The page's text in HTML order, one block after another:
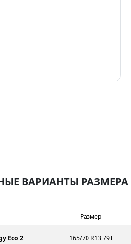
ВАРИАНТЫ РАЗМЕРА
Размер
Eco 2 165/70 R13 79T